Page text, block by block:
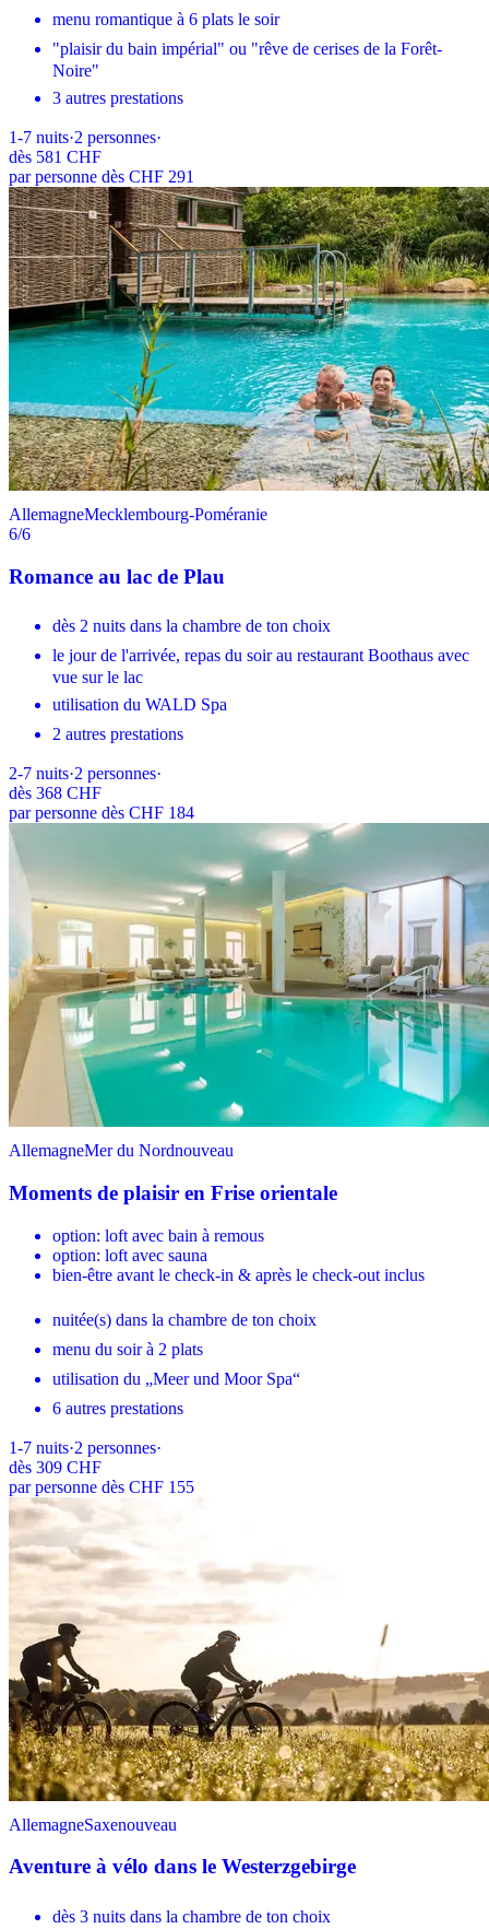
menu romantique à 6 plats le soir
"plaisir du bain impérial" ou "rêve de cerises de la Forêt-
Noire"
3 autres prestations
1-7 nuits·2 personnes·
dès 581 CHF
par personne dès CHF 291
AllemagneMecklembourg-Poméranie
6/6
Romance au lac de Plau
dès 2 nuits dans la chambre de ton choix
le jour de l'arrivée, repas du soir au restaurant Boothaus avec
vue sur le lac
utilisation du WALD Spa
2 autres prestations
2-7 nuits·2 personnes·
dès 368 CHF
par personne dès CHF 184
AllemagneMer du Nordnouveau
Moments de plaisir en Frise orientale
option: loft avec bain à remous
option: loft avec sauna
bien-être avant le check-in & après le check-out inclus
nuitée(s) dans la chambre de ton choix
menu du soir à 2 plats
utilisation du „Meer und Moor Spa“
6 autres prestations
1-7 nuits·2 personnes·
dès 309 CHF
par personne dès CHF 155
AllemagneSaxenouveau
Aventure à vélo dans le Westerzgebirge
dès 3 nuits dans la chambre de ton choix